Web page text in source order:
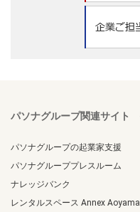
パソナグループ関連サイト
パソナグループの起業家支援
パソナグループプレスルーム
ナレッジバンク
レンタルスペース Annex Aoyama